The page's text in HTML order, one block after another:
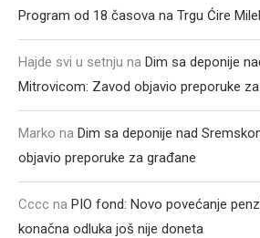
Program od 18 časova na Trgu Ćire
Hajde svi u setnju na Dim sa deponije
Mitrovicom: Zavod objavio preporuke
Marko na Dim sa deponije nad
objavio preporuke za građane
Cccc na PIO fond: Novo povećanje
konačna odluka još nije doneta